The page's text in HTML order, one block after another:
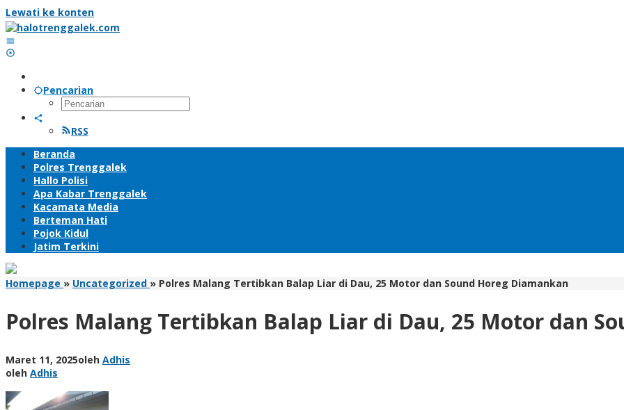
Lewati ke konten
Pencarian
RSS
Beranda
Polres Trenggalek
Hallo Polisi
Apa Kabar Trenggalek
Kacamata Media
Berteman Hati
Pojok Kidul
Jatim Terkini
Homepage » Uncategorized » Polres Malang Tertibkan Balap Liar di Dau, 25 Motor dan Sound Horeg Diamankan
Polres Malang Tertibkan Balap Liar di Dau, 25 Motor dan
Maret 11, 2025oleh Adhis
oleh Adhis